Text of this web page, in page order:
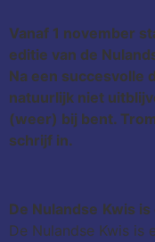
Vanaf 1 november
editie van de
Na een succesvolle
natuurlijk niet
(weer) bij bent.
schrijf in.
De Nulandse Kwis
De Nulandse Kwis is